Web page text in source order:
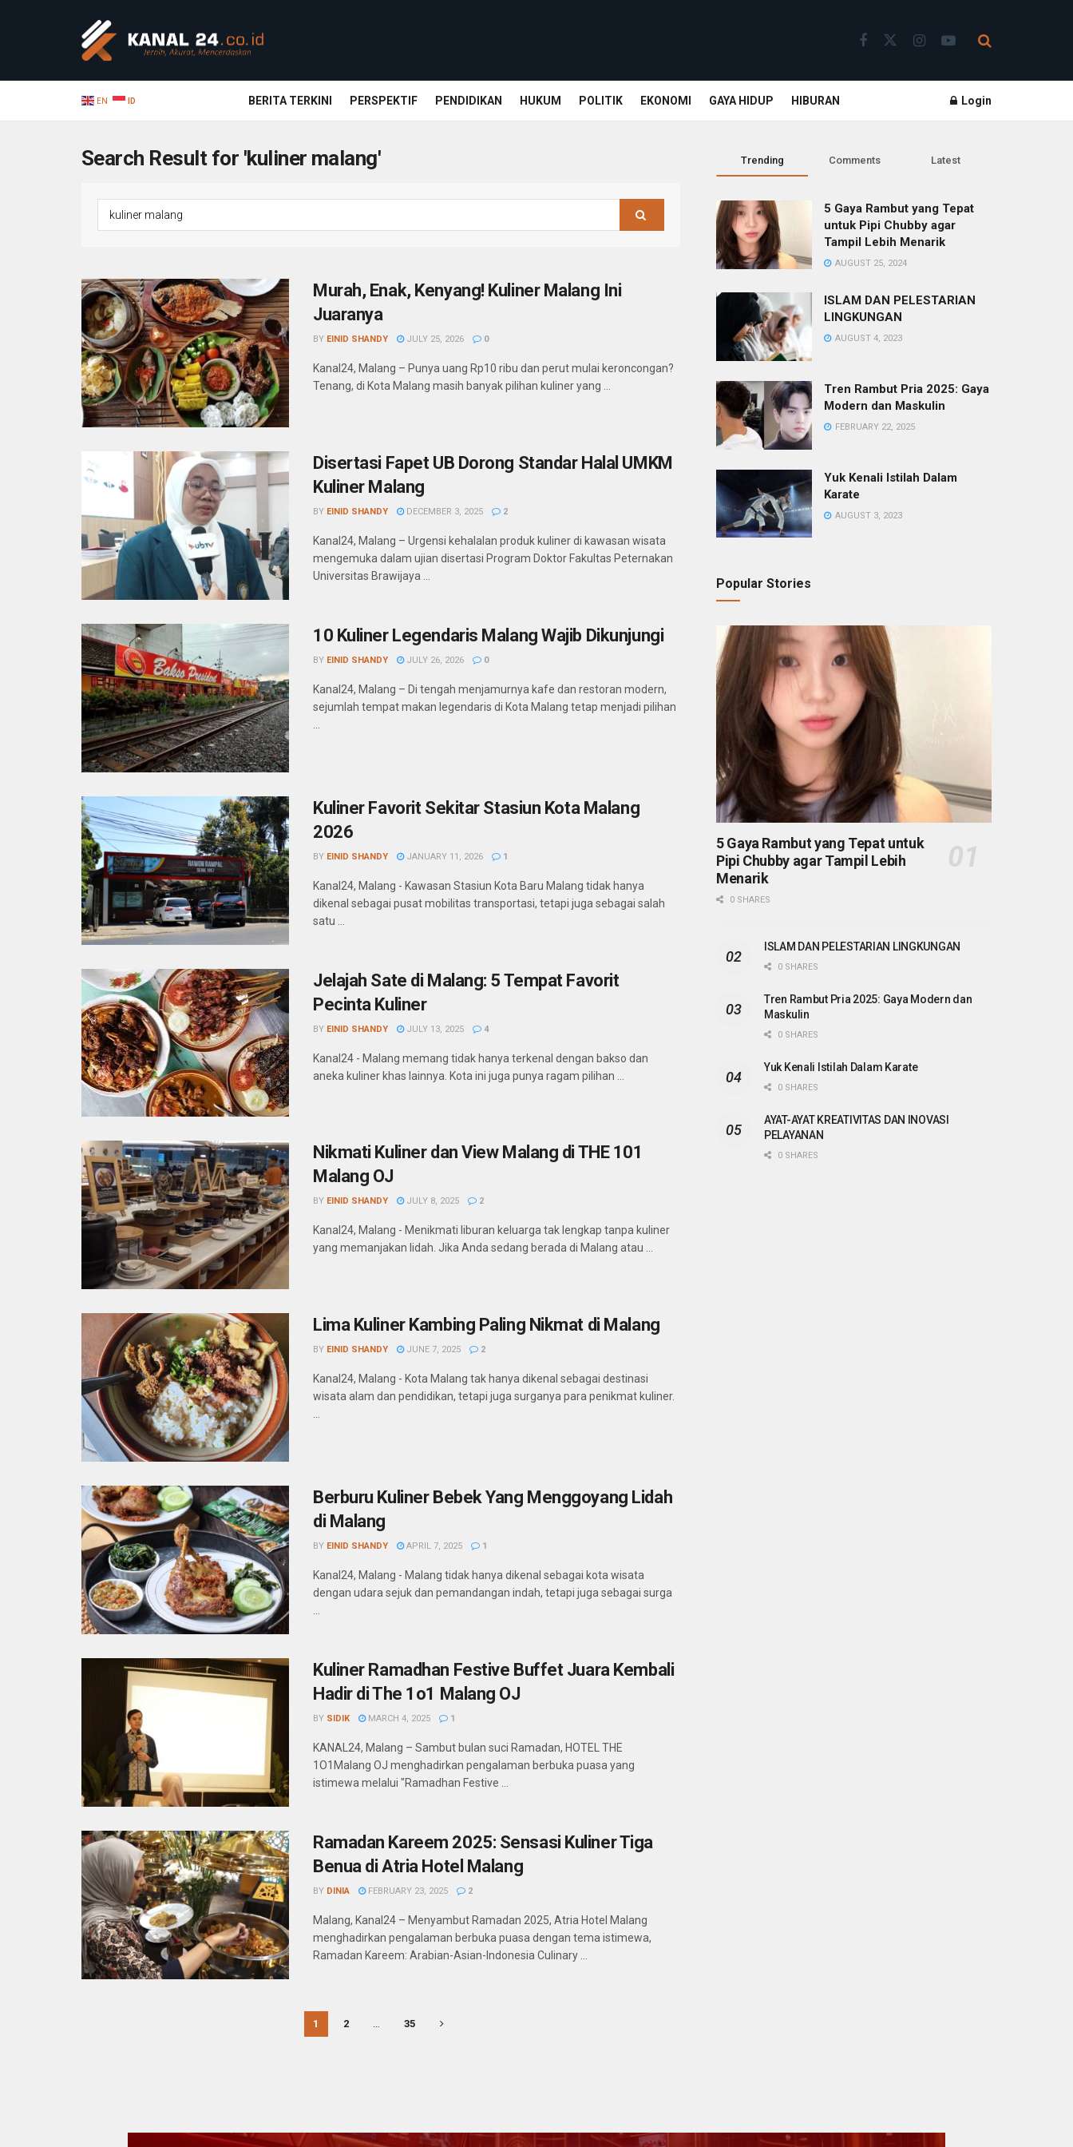
EN ID BERITA TERKINI PERSPEKTIF PENDIDIKAN HUKUM POLITIK EKONOMI GAYA HIDUP HIBURAN Login
Search Result for 'kuliner malang'
Murah, Enak, Kenyang! Kuliner Malang Ini
Juaranya
BY EINID SHANDY JULY 25, 2026 0
Kanal24, Malang – Punya uang Rp10 ribu dan perut mulai keroncongan?
Tenang, di Kota Malang masih banyak pilihan kuliner yang ...
Disertasi Fapet UB Dorong Standar Halal UMKM
Kuliner Malang
BY EINID SHANDY DECEMBER 3, 2025 2
Kanal24, Malang – Urgensi kehalalan produk kuliner di kawasan wisata
mengemuka dalam ujian disertasi Program Doktor Fakultas Peternakan
Universitas Brawijaya ...
10 Kuliner Legendaris Malang Wajib Dikunjungi
BY EINID SHANDY JULY 26, 2026 0
Kanal24, Malang – Di tengah menjamurnya kafe dan restoran modern,
sejumlah tempat makan legendaris di Kota Malang tetap menjadi pilihan
Kuliner Favorit Sekitar Stasiun Kota Malang
2026
BY EINID SHANDY JANUARY 11, 2026 1
Kanal24, Malang - Kawasan Stasiun Kota Baru Malang tidak hanya
dikenal sebagai pusat mobilitas transportasi, tetapi juga sebagai salah
satu ...
Jelajah Sate di Malang: 5 Tempat Favorit
Pecinta Kuliner
BY EINID SHANDY JULY 13, 2025 4
Kanal24 - Malang memang tidak hanya terkenal dengan bakso dan
aneka kuliner khas lainnya. Kota ini juga punya ragam pilihan ...
Nikmati Kuliner dan View Malang di THE 101
Malang OJ
BY EINID SHANDY JULY 8, 2025 2
Kanal24, Malang - Menikmati liburan keluarga tak lengkap tanpa kuliner
yang memanjakan lidah. Jika Anda sedang berada di Malang atau ...
Lima Kuliner Kambing Paling Nikmat di Malang
BY EINID SHANDY JUNE 7, 2025 2
Kanal24, Malang - Kota Malang tak hanya dikenal sebagai destinasi
wisata alam dan pendidikan, tetapi juga surganya para penikmat kuliner.
...
Berburu Kuliner Bebek Yang Menggoyang Lidah
di Malang
BY EINID SHANDY APRIL 7, 2025 1
Kanal24, Malang - Malang tidak hanya dikenal sebagai kota wisata
dengan udara sejuk dan pemandangan indah, tetapi juga sebagai surga
...
Kuliner Ramadhan Festive Buffet Juara Kembali
Hadir di The 1o1 Malang OJ
BY SIDIK MARCH 4, 2025 1
KANAL24, Malang – Sambut bulan suci Ramadan, HOTEL THE
1O1Malang OJ menghadirkan pengalaman berbuka puasa yang
istimewa melalui "Ramadhan Festive ...
Ramadan Kareem 2025: Sensasi Kuliner Tiga
Benua di Atria Hotel Malang
BY DINIA FEBRUARY 23, 2025 2
Malang, Kanal24 – Menyambut Ramadan 2025, Atria Hotel Malang
menghadirkan pengalaman berbuka puasa dengan tema istimewa,
Ramadan Kareem: Arabian-Asian-Indonesia Culinary ...
1 2 35
Trending Comments Latest
5 Gaya Rambut yang Tepat
untuk Pipi Chubby agar
Tampil Lebih Menarik
AUGUST 25, 2024
ISLAM DAN PELESTARIAN
LINGKUNGAN
AUGUST 4, 2023
Tren Rambut Pria 2025: Gaya
Modern dan Maskulin
FEBRUARY 22, 2025
Yuk Kenali Istilah Dalam
Karate
AUGUST 3, 2023
Popular Stories
5 Gaya Rambut yang Tepat untuk
Pipi Chubby agar Tampil Lebih
Menarik
0 SHARES
ISLAM DAN PELESTARIAN LINGKUNGAN
0 SHARES
Tren Rambut Pria 2025: Gaya Modern dan
Maskulin
0 SHARES
Yuk Kenali Istilah Dalam Karate
0 SHARES
AYAT-AYAT KREATIVITAS DAN INOVASI
PELAYANAN
0 SHARES